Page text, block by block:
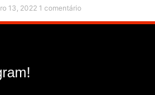
13, 2022 1 comentário